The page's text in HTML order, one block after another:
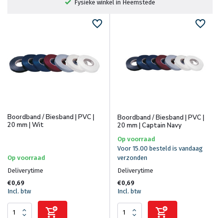
Fysieke winkel in Heemstede
Boordband / Biesband | PVC |
20 mm | Wit
Op voorraad
Deliverytime
€0,69
Incl. btw
Boordband / Biesband | PVC |
20 mm | Captain Navy
Op voorraad
Voor 15.00 besteld is vandaag
verzonden
Deliverytime
€0,69
Incl. btw